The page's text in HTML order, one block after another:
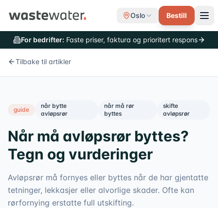
Oslo Bestill
For bedrifter: Faste priser, faktura og prioritert respons
Tilbake til artikler
guide
når bytte
avløpsrør
når må rør
byttes
skifte
avløpsrør
Når må avløpsrør byttes?
Tegn og vurderinger
Avløpsrør må fornyes eller byttes når de har gjentatte
tetninger, lekkasjer eller alvorlige skader. Ofte kan
rørfornying erstatte full utskifting.